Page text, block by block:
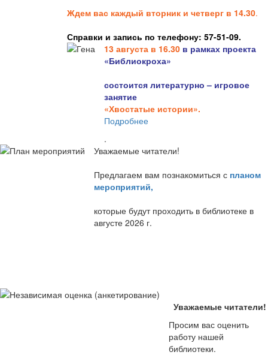
Ждем вас каждый вторник и четверг в 14.30.
Справки и запись по телефону: 57-51-09.
13 августа в 16.30 в рамках проекта
«Библиокроха»
состоится литературно – игровое
занятие
«Хвостатые истории».
Подробнее
.
Уважаемые читатели!
Предлагаем вам познакомиться с планом
мероприятий,
которые будут проходить в библиотеке в
августе 2026 г.
Уважаемые читатели!
Просим вас оценить
работу нашей
библиотеки.